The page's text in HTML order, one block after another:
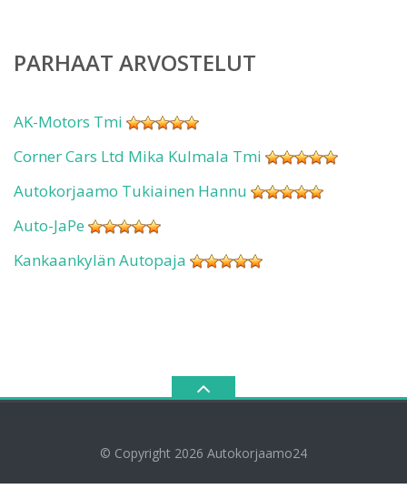
PARHAAT ARVOSTELUT
AK-Motors Tmi
Corner Cars Ltd Mika Kulmala Tmi
Autokorjaamo Tukiainen Hannu
Auto-JaPe
Kankaankylän Autopaja
© Copyright 2026 Autokorjaamo24